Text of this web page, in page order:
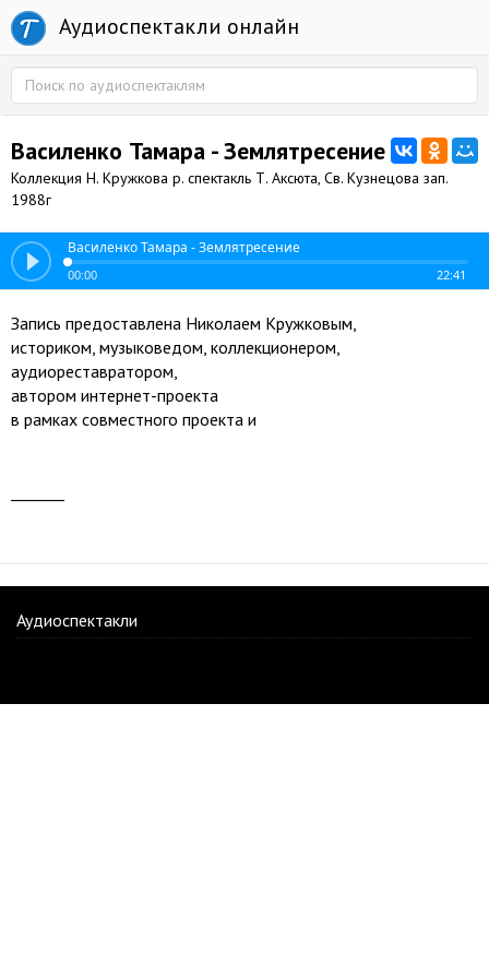
Аудиоспектакли онлайн
Василенко Тамара - Землятресение
Коллекция Н. Кружкова р. спектакль Т. Аксюта, Св. Кузнецова зап.
1988г
Василенко Тамара - Землятресение
00:00 22:41
Запись предоставлена Николаем Кружковым,
историком, музыковедом, коллекционером,
аудиореставратором,
автором интернет-проекта
в рамках совместного проекта и
Аудиоспектакли